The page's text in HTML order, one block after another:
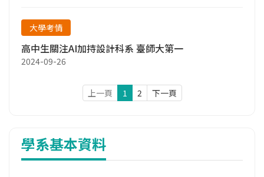
大學考情
高中生關注AI加持設計科系 臺師大第一
2024-09-26
上一頁 1 2 下一頁
學系基本資料